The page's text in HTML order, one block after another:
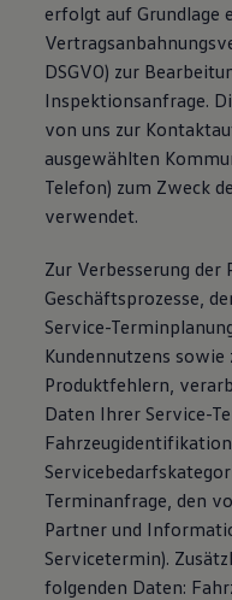
erfolgt auf Grundlage
DSGVO) zur
Inspektionsanfrage.
von uns zur
ausgewählten
Telefon) zum Zweck
verwendet.
Zur Verbesserung der
Geschäftsprozesse,
Service-
Kundennutzens
Produktfehlern,
Daten Ihrer Service-
Terminanfrage, den
Partner und
Servicetermin).
folgenden Daten: